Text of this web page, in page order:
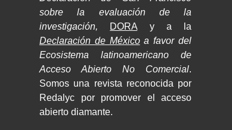
sobre la evaluación de la
investigación,
DORA y a la
Declaración de Méxicoa favor del
Ecosistema latinoamericano de
Acceso Abierto No Comercial.
Somos una revista reconocida por
Redalyc por promover el acceso
abierto diamante.